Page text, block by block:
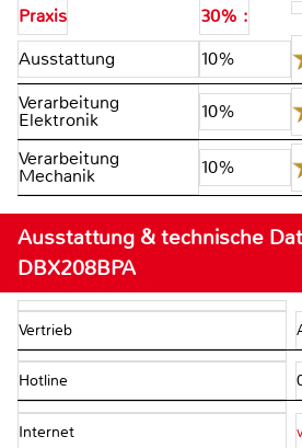
Praxis
30% :
Ausstattung
10%
Verarbeitung
Elektronik 10%
Verarbeitung
Mechanik 10%
Ausstattung & technische
DBX208BPA
Vertrieb
Hotline
Internet